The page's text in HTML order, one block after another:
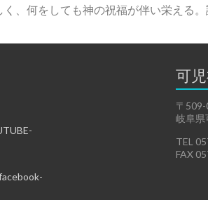
、何をしても神の祝福が伴い栄える。
可
〒
岐阜県
TEL
FAX